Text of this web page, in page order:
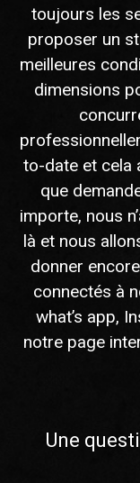
toujours les
proposer un
meilleures
dimensions
to-date et cela
que
importe, nous
là et nous
donner
connectés à
what’s app,
notre page
Une